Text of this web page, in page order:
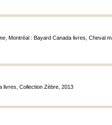
, Montréal : Bayard Canada livres, Cheval
livres, Collection Zèbre, 2013